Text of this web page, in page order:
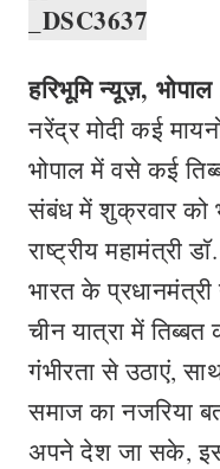
हरिभूमि न्यूज़,
नरेंद्र मोदी कई
भोपाल में वसे कई
संबंध में शुक्रवार को
राष्ट्रीय महामंत्री
भारत के प्रधानमंत्री
चीन यात्रा में
गंभीरता से उठाएं,
समाज का नजरिया
अपने देश जा सके,